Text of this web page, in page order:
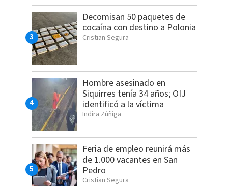
Decomisan 50 paquetes de
cocaína con destino a Polonia
Cristian Segura
Hombre asesinado en
Siquirres tenía 34 años; OIJ
identificó a la víctima
Indira Zúñiga
Feria de empleo reunirá más
de 1.000 vacantes en San
Pedro
Cristian Segura